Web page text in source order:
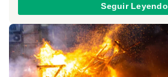
Seguir Leyendo